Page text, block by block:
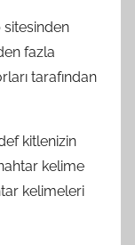
fazla
tarafından
kitlenizin
kelime
kelimeleri